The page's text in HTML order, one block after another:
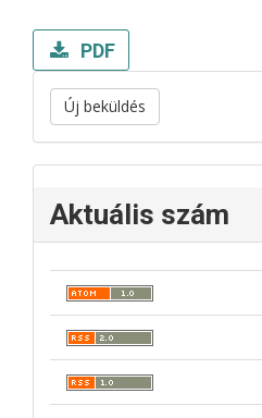
PDF
Új beküldés
Aktuális szám